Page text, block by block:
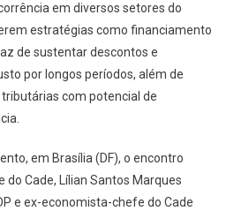
em diversos setores do
estratégias como financiamento
de sustentar descontos e
por longos períodos, além de
com potencial de
em Brasília (DF), o encontro
Cade, Lílian Santos Marques
e ex-economista-chefe do Cade